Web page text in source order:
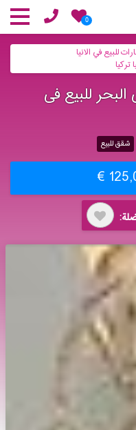
0
للبيع في الانيا
تركیا
للبیع فی
شقق للبيع